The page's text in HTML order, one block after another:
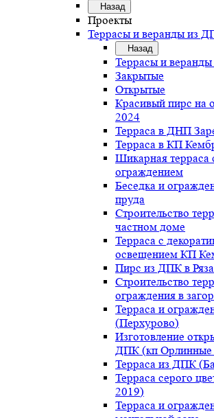
Назад
Проекты
Террасы и веранды из
Назад
Террасы и
Закрытые
Открытые
Красивый пирс на
2024
Терраса в ДНП
Терраса в КП
Шикарная терраса
ограждением
Беседка и
пруда
Строительство
частном доме
Терраса с
освещением КП
Пирс из ДПК в
Строительство
ограждения в
Терраса и
(Перхурово)
Изготовление
ДПК (кп Орлинные
Терраса из ДПК
Терраса серого
2019)
Терраса и